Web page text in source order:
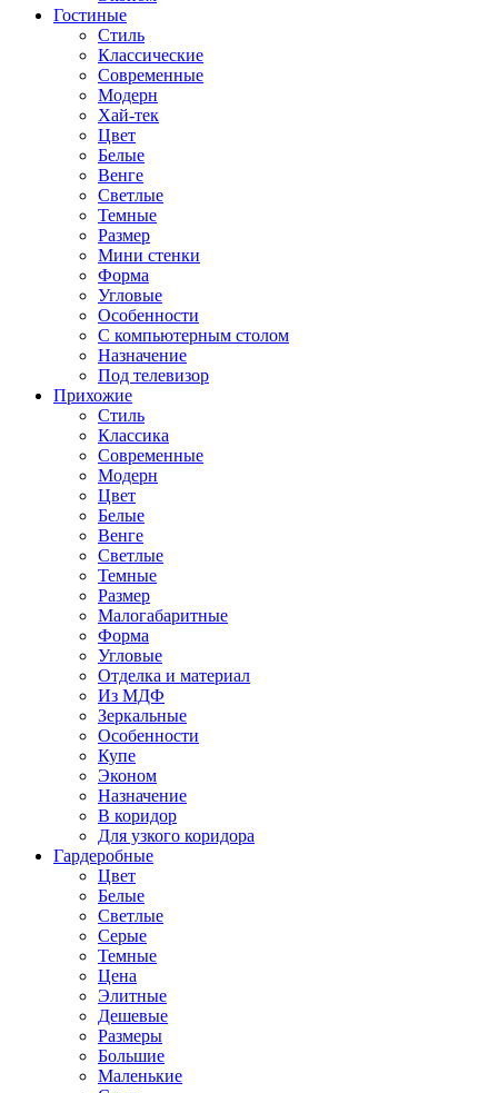
Гостиные
Стиль
Классические
Современные
Модерн
Хай-тек
Цвет
Белые
Венге
Светлые
Темные
Размер
Мини стенки
Форма
Угловые
Особенности
С компьютерным столом
Назначение
Под телевизор
Прихожие
Стиль
Классика
Современные
Модерн
Цвет
Белые
Венге
Светлые
Темные
Размер
Малогабаритные
Форма
Угловые
Отделка и материал
Из МДФ
Зеркальные
Особенности
Купе
Эконом
Назначение
В коридор
Для узкого коридора
Гардеробные
Цвет
Белые
Светлые
Серые
Темные
Цена
Элитные
Дешевые
Размеры
Большие
Маленькие